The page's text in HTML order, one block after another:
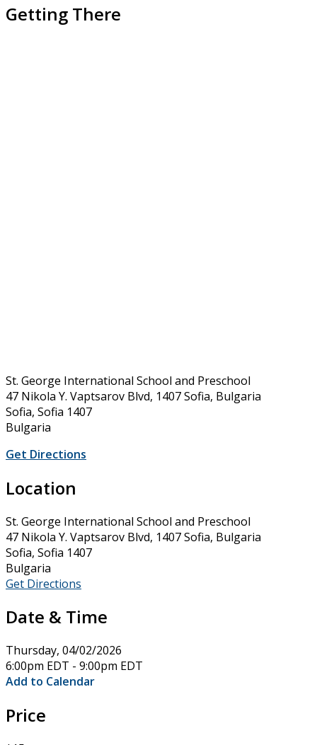
Getting There
St. George International School and Preschool
47 Nikola Y. Vaptsarov Blvd, 1407 Sofia, Bulgaria
Sofia, Sofia 1407
Bulgaria
Get Directions
Location
St. George International School and Preschool
47 Nikola Y. Vaptsarov Blvd, 1407 Sofia, Bulgaria
Sofia, Sofia 1407
Bulgaria
Get Directions
Date & Time
Thursday, 04/02/2026
6:00pm EDT - 9:00pm EDT
Add to Calendar
Price